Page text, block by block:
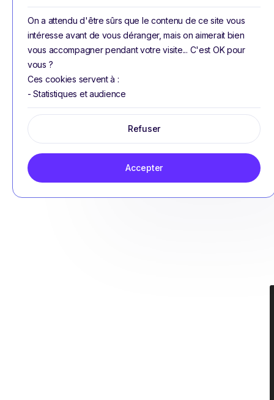
On a attendu d'être sûrs que le contenu de ce site vous
intéresse avant de vous déranger, mais on aimerait bien
vous accompagner pendant votre visite... C'est OK pour
vous ?
Ces cookies servent à :
- Statistiques et audience
Refuser
Accepter